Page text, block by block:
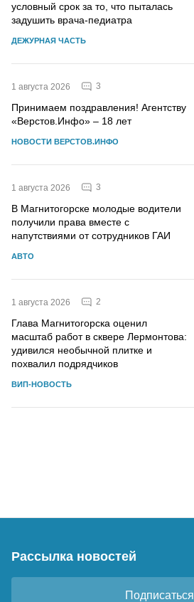
условный срок за то, что пыталась
задушить врача-педиатра
ДЕЖУРНАЯ ЧАСТЬ
1 августа 2026 3
Принимаем поздравления! Агентству
«Верстов.Инфо» – 18 лет
НОВОСТИ ВЕРСТОВ.ИНФО
1 августа 2026 3
В Магнитогорске молодые водители
получили права вместе с
напутствиями от сотрудников ГАИ
АВТО
1 августа 2026 2
Глава Магнитогорска оценил
масштаб работ в сквере Лермонтова:
удивился необычной плитке и
похвалил подрядчиков
ВИП-НОВОСТЬ
Рассылка новостей
Подписаться